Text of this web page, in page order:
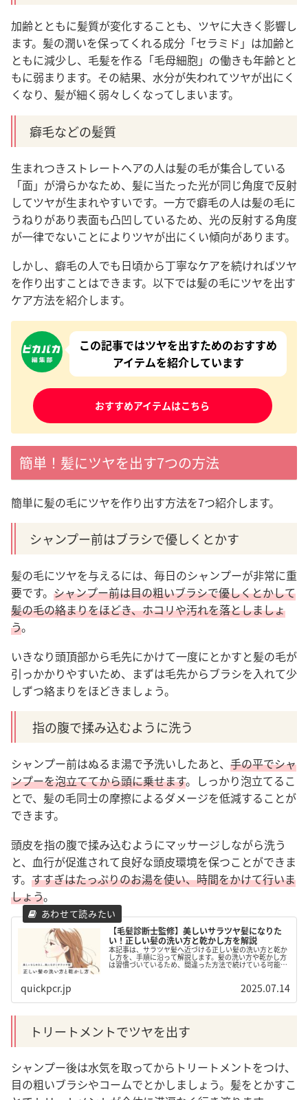
加齢とともに髪質が変化することも、ツヤに大きく影響し
ます。 髪の潤いを保ってくれる成分「セラミド」は加齢と
ともに減少し、毛髪を作る「毛母細胞」の働きも年齢とと
もに弱まります。その結果、水分が失われてツヤが出にく
くなり、髪が細く弱々しくなってしまいます。
癖毛などの髪質
生まれつきストレートヘアの人は髪の毛が集合している
「面」が滑らかなため、髪に当たった光が同じ角度で反射
してツヤが生まれやすいです。一方で癖毛の人は髪の毛に
うねりがあり表面も凸凹しているため、光の反射する角度
が一律でないことによりツヤが出にくい傾向があります。
しかし、癖毛の人でも日頃から丁寧なケアを続ければツヤ
を作り出すことはできます。以下では髪の毛にツヤを出す
ケア方法を紹介します。
この記事ではツヤを出すためのおすすめ
アイテムを紹介しています
おすすめアイテムはこちら
簡単！髪にツヤを出す7つの方法
簡単に髪の毛にツヤを作り出す方法を7つ紹介します。
シャンプー前はブラシで優しくとかす
髪の毛にツヤを与えるには、毎日のシャンプーが非常に重
要です。 シャンプー前は目の粗いブラシで優しくとかして
髪の毛の絡まりをほどき、ホコリや汚れを落としましょ
う。
いきなり頭頂部から毛先にかけて一度にとかすと髪の毛が
引っかかりやすいため、まずは毛先からブラシを入れて少
しずつ絡まりをほどきましょう。
指の腹で揉み込むように洗う
シャンプー前はぬるま湯で予洗いしたあと、 手の平でシャ
ンプーを泡立ててから頭に乗せます。しっかり泡立てるこ
とで、髪の毛同士の摩擦によるダメージを低減することが
できます。
頭皮を指の腹で揉み込むようにマッサージしながら洗う
と、血行が促進されて良好な頭皮環境を保つことができま
す。 すすぎはたっぷりのお湯を使い、時間をかけて行いま
しょう。
【毛髪診断士監修】美しいサラツヤ髪になりた
い！正しい髪の洗い方と乾かし方を解説
本記事は、サラツヤ髪へ近づける正しい髪の洗い方と乾か
し方を、手順に沿って解説します。髪の洗い方や乾かし方
は習慣づいているため、間違った方法で続けている可能性
quickpcr.jp 2025.07.14
トリートメントでツヤを出す
シャンプー後は水気を取ってからトリートメントをつけ、
目の粗いブラシやコームでとかしましょう。髪をとかすこ